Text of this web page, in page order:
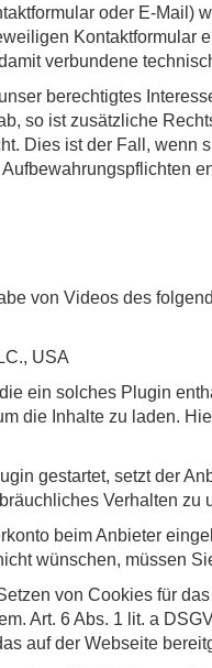
oder E-
verbundene
berechtigtes
so ist zusätzliche
Dies ist der Fall,
von Videos des
USA
ein solches Plugin
die Inhalte zu laden.
gestartet, setzt der
Verhalten zu
beim Anbieter
wünschen, müssen
von Cookies für
Art. 6 Abs. 1 lit. a
auf der Webseite